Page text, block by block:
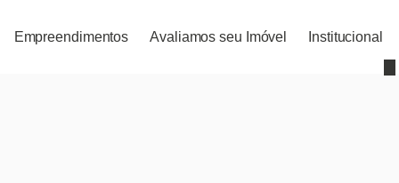
Institucional
Avaliamos seu Imóvel
Empreendimentos